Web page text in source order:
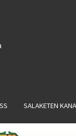
SALAKETEN